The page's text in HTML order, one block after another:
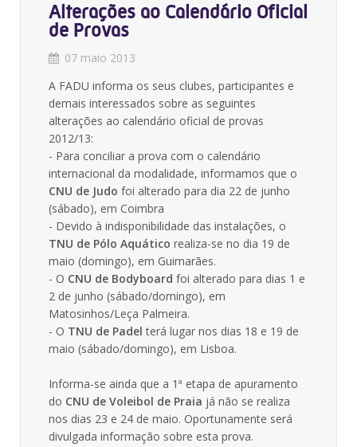
Alterações ao Calendário Oficial
de Provas
07 maio 2013
A FADU informa os seus clubes, participantes e
demais interessados sobre as seguintes
alterações ao calendário oficial de provas
2012/13:
- Para conciliar a prova com o calendário
internacional da modalidade, informamos que o
CNU de Judo foi alterado para dia 22 de junho
(sábado), em Coimbra
- Devido à indisponibilidade das instalações, o
TNU de Pólo Aquático realiza-se no dia 19 de
maio (domingo), em Guimarães.
- O CNU de Bodyboard foi alterado para dias 1 e
2 de junho (sábado/domingo), em
Matosinhos/Leça Palmeira.
- O TNU de Padel terá lugar nos dias 18 e 19 de
maio (sábado/domingo), em Lisboa.
Informa-se ainda que a 1ª etapa de apuramento
do CNU de Voleibol de Praia já não se realiza
nos dias 23 e 24 de maio. Oportunamente será
divulgada informação sobre esta prova.